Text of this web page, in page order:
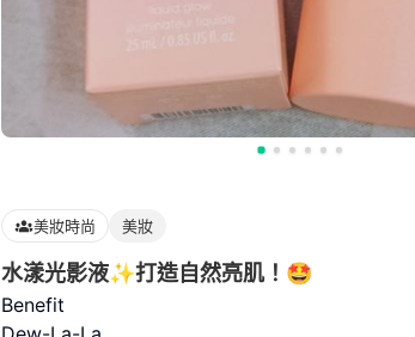
美妝時尚 美妝
水漾光影液✨打造自然亮肌！🤩
Benefit